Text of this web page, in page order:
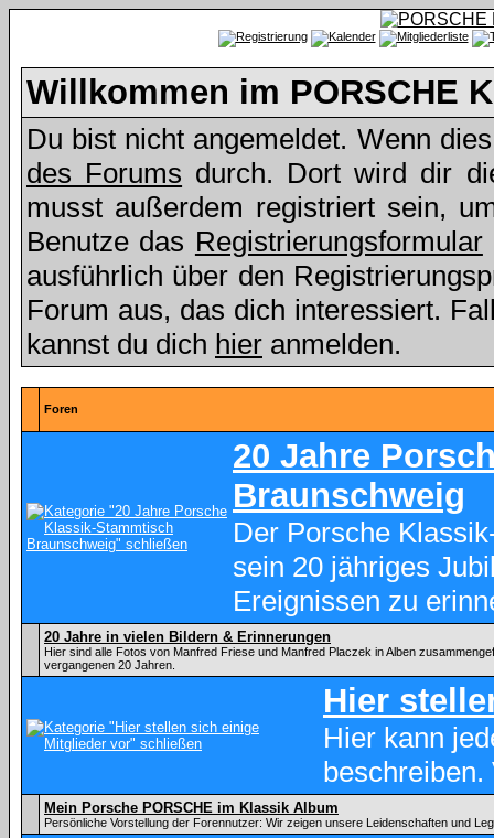
Willkommen im PORSCHE
Du bist nicht angemeldet. Wenn
des Forums durch. Dort wird dir
musst außerdem registriert sein,
Benutze das Registrierungsformular
ausführlich über den
Forum aus, das dich interessiert.
kannst du dich hier anmelden.
Foren
20 Jahre
Braunschweig
Der Porsche
sein 20 jähriges
Ereignissen zu
20 Jahre in vielen Bildern & Erinnerungen
Hier sind alle Fotos von Manfred Friese und Manfred Placzek in Alben
vergangenen 20 Jahren.
Hier
Hier kann
Mein Porsche PORSCHE im Klassik Album
Persönliche Vorstellung der Forennutzer: Wir zeigen unsere Leidenschaften und